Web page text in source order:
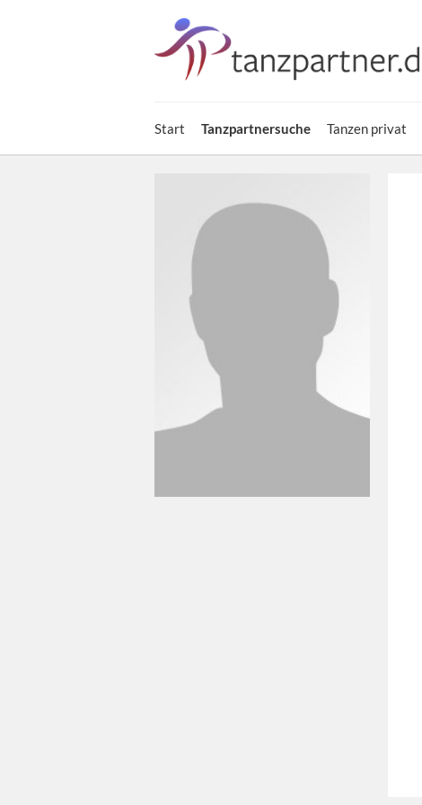
Start Tanzpartnersuche Tanzen privat